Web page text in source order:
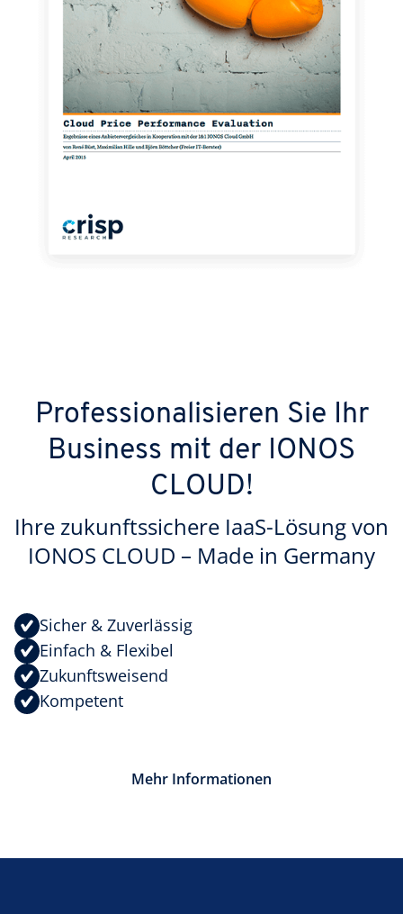
Pro­fessio­nalisieren Sie Ihr
Business mit der IONOS
CLOUD!
Ihre zukunftssichere IaaS-Lösung von
IONOS CLOUD – Made in Germany
Sicher & Zuverlässig
Einfach & Flexibel
Zukunfts­weisend
Kompetent
Mehr Informationen